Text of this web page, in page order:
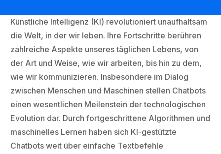
Künstliche Intelligenz (KI) revolutioniert unaufhaltsam
die Welt, in der wir leben. Ihre Fortschritte berühren
zahlreiche Aspekte unseres täglichen Lebens, von
der Art und Weise, wie wir arbeiten, bis hin zu dem,
wie wir kommunizieren. Insbesondere im Dialog
zwischen Menschen und Maschinen stellen Chatbots
einen wesentlichen Meilenstein der technologischen
Evolution dar. Durch fortgeschrittene Algorithmen und
maschinelles Lernen haben sich KI-gestützte
Chatbots weit über einfache Textbefehle